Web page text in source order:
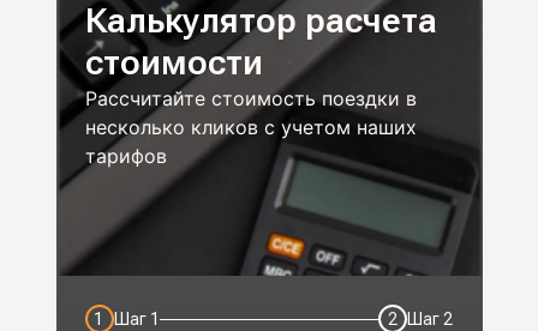
Калькулятор расчета
стоимости
Рассчитайте стоимость поездки в
несколько кликов с учетом наших
тарифов
1 Шаг1 2 Шаг 2